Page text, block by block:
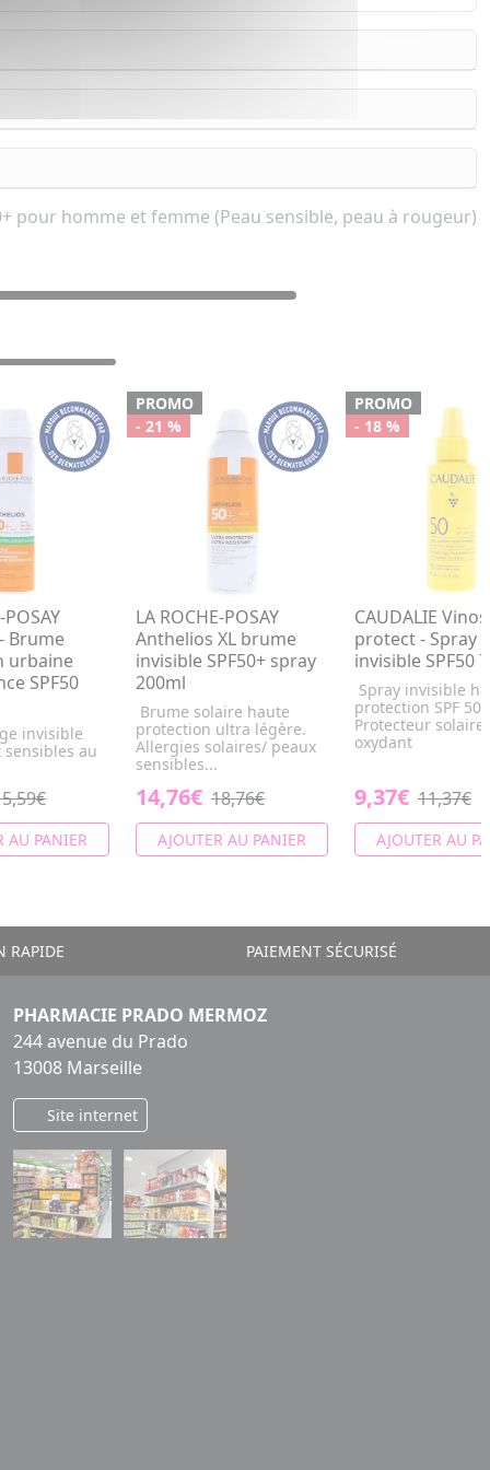
pour homme et femme (Peau sensible, peau à rougeur)
Brume
urbaine
SPF50
invisible
au
AU PANIER
PROMO
- 21 %
LA ROCHE-POSAY
Anthelios XL brume
invisible SPF50+ spray
200ml
Brume solaire haute
protection ultra légère.
Allergies solaires/ peaux
sensibles...
14,76€ 18,76€
AJOUTER AU PANIER
PROMO
- 18 %
CAUDALIE
protect - Spray
invisible SPF50
Spray invisible
protection SPF 50.
Protecteur solaire
oxydant
9,37€ 11,37€
AJOUTER AU
RAPIDE PAIEMENT SÉCURISÉ
PHARMACIE PRADO MERMOZ
244 avenue du Prado
13008 Marseille
Site internet